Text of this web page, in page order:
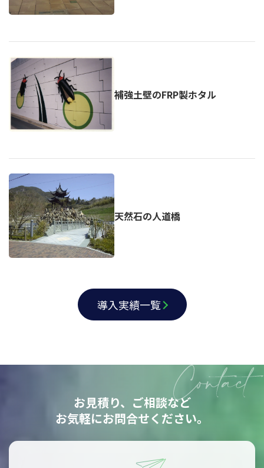
補強土壁のFRP製ホタル
天然石の人道橋
導入実績一覧
お見積り、ご相談など
お気軽にお問合せください。